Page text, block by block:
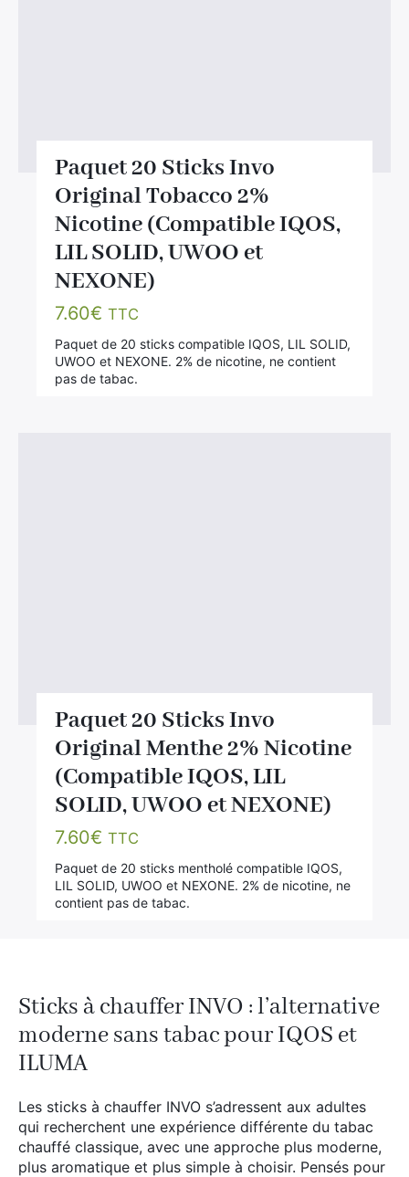
Sticks à chauffer INVO : l’alternative
moderne sans tabac pour IQOS et
ILUMA
Les sticks à chauffer INVO s’adressent aux adultes
qui recherchent une expérience différente du tabac
chauffé classique, avec une approche plus moderne,
plus aromatique et plus simple à choisir. Pensés pour
Paquet 20 Sticks Invo
Original Tobacco 2%
Nicotine (Compatible IQOS,
LIL SOLID, UWOO et
NEXONE)
7.60€ TTC
Paquet de 20 sticks compatible IQOS, LIL SOLID,
UWOO et NEXONE. 2% de nicotine, ne contient
pas de tabac.
Paquet 20 Sticks Invo
Original Menthe 2% Nicotine
(Compatible IQOS, LIL
SOLID, UWOO et NEXONE)
7.60€ TTC
Paquet de 20 sticks mentholé compatible IQOS,
LIL SOLID, UWOO et NEXONE. 2% de nicotine, ne
contient pas de tabac.